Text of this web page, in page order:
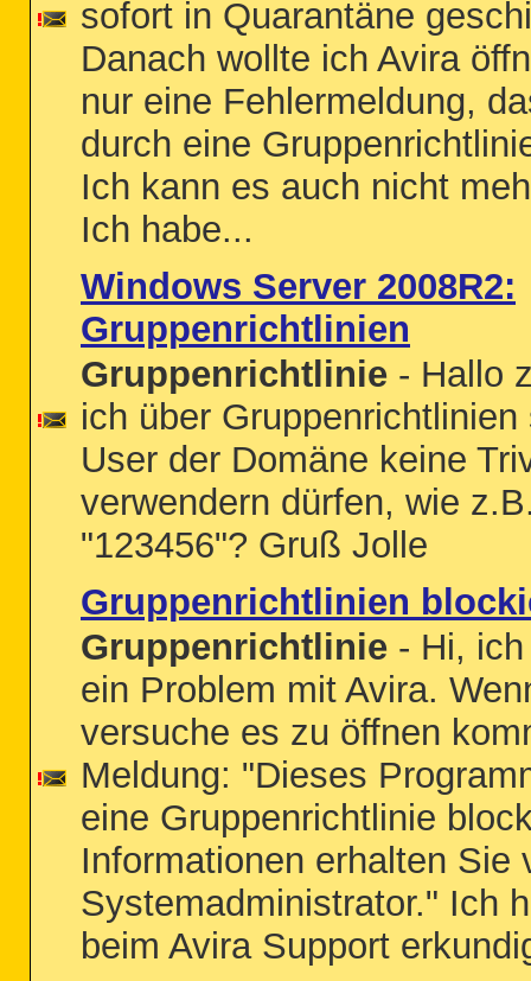
sofort in Quarantäne
Danach wollte ich Avira
nur eine Fehlermeldung,
durch eine
Ich kann es auch nicht
Ich habe...
Windows Server 2008R2:
Gruppenrichtlinien
Gruppenrichtlinie - Hallo
ich über
User der Domäne keine
verwendern dürfen, wie
"123456"? Gruß Jolle
Gruppenrichtlinien
Gruppenrichtlinie - Hi,
ein Problem mit Avira.
versuche es zu öffnen
Meldung: "Dieses
eine Gruppenrichtlinie
Informationen erhalten Sie
Systemadministrator." Ich
beim Avira Support